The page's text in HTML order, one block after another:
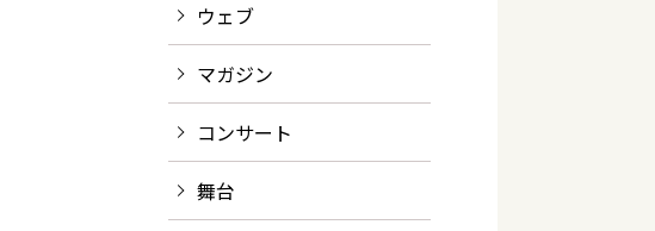
ウェブ
マガジン
コンサート
舞台